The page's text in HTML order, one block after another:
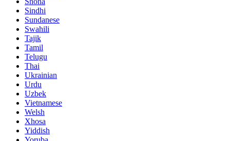
Sindhi
Sundanese
Swahili
Tajik
Tamil
Telugu
Thai
Ukrainian
Urdu
Uzbek
Vietnamese
Welsh
Xhosa
Yiddish